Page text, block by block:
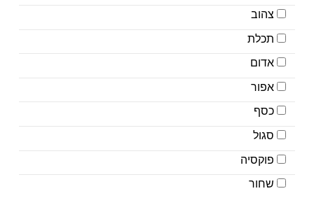
צהוב
תכלת
אדום
אפור
כסף
סגול
פוקסיה
שחור